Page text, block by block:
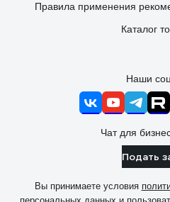
Правила применения
Каталог
Наши
Чат для
Подать
Вы принимаете условия